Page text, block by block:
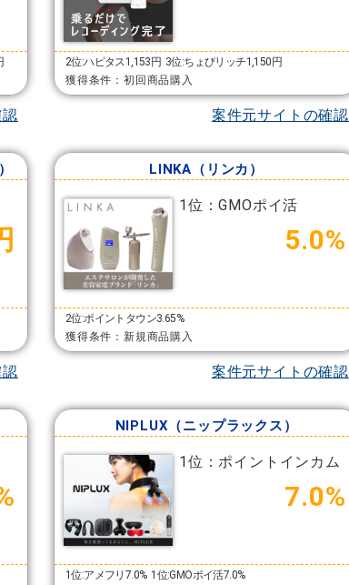
2位:ハピタス1,153円 3位:ちょびリッチ1,150円
獲得条件：初回商品購入
案件元サイトの確認
LINKA（リンカ）
1位：GMOポイ活
5.0%
2位:ポイントタウン3.65%
獲得条件：新規商品購入
案件元サイトの確認
NIPLUX（ニップラックス）
1位：ポイントインカム
7.0%
1位:アメフリ7.0% 1位:GMOポイ活7.0%